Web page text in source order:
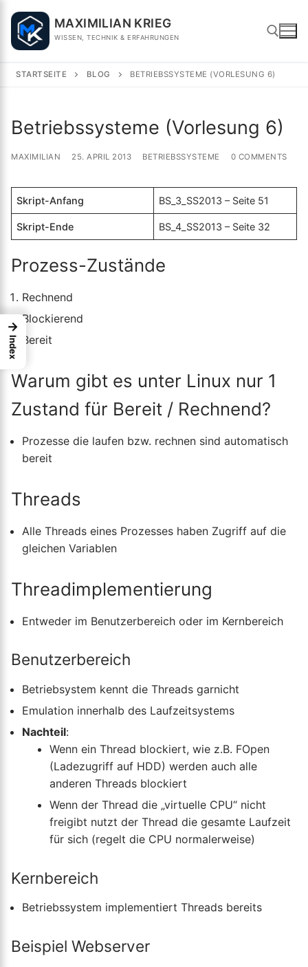
content
MAXIMILIAN KRIEG
WISSEN, TECHNIK & ERFAHRUNGEN
STARTSEITE BLOG BETRIEBSSYSTEME (VORLESUNG 6)
Betriebssysteme (Vorlesung 6)
MAXIMILIAN 25. APRIL 2013 BETRIEBSSYSTEME 0 COMMENTS
Skript-Anfang BS_3_SS2013 – Seite 51
Skript-Ende BS_4_SS2013 – Seite 32
Prozess-Zustände
Rechnend
Blockierend
Bereit
Warum gibt es unter Linux nur 1
Zustand für Bereit / Rechnend?
Prozesse die laufen bzw. rechnen sind automatisch
bereit
Threads
Alle Threads eines Prozesses haben Zugriff auf die
gleichen Variablen
Threadimplementierung
Entweder im Benutzerbereich oder im Kernbereich
Benutzerbereich
Betriebsystem kennt die Threads garnicht
Emulation innerhalb des Laufzeitsystems
Nachteil:
Wenn ein Thread blockiert, wie z.B. FOpen
(Ladezugriff auf HDD) werden auch alle
anderen Threads blockiert
Wenn der Thread die „virtuelle CPU“ nicht
freigibt nutzt der Thread die gesamte Laufzeit
für sich (regelt die CPU normalerweise)
Kernbereich
Betriebssystem implementiert Threads bereits
Beispiel Webserver
→
Index